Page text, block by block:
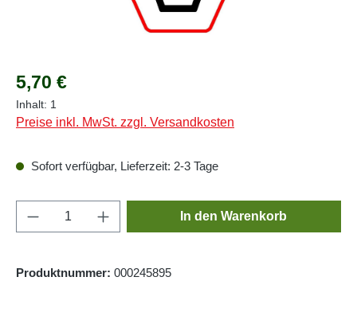
Regulärer Preis:
5,70 €
Inhalt: 1
Preise inkl. MwSt. zzgl. Versandkosten
Sofort verfügbar, Lieferzeit: 2-3 Tage
Produkt Anzahl: Gib den gewünschten
In den Warenkorb
Produktnummer: 000245895